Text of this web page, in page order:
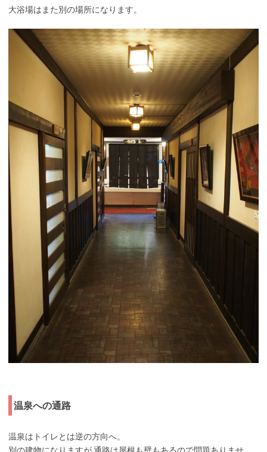
大浴場はまた別の場所になります。
温泉への通路
温泉はトイレとは逆の方向へ。